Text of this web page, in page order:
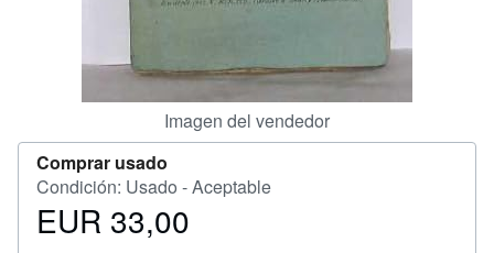
Imagen del vendedor
Comprar usado
Condición: Usado - Aceptable
Precio
EUR 33,00